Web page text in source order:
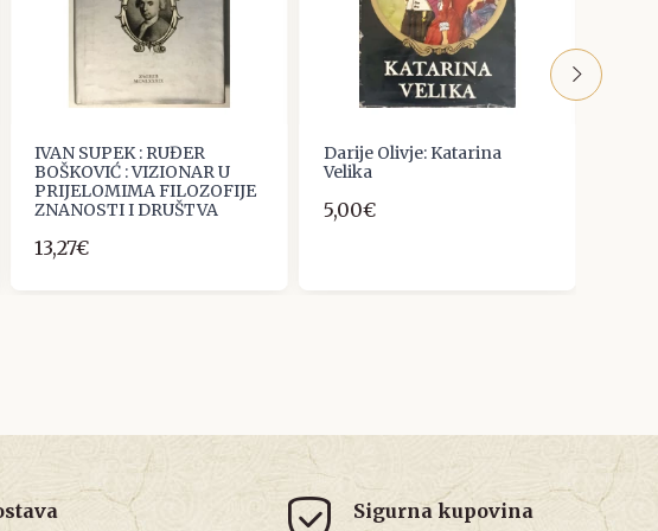
IVAN SUPEK : RUĐER
BOŠKOVIĆ : VIZIONAR U
PRIJELOMIMA FILOZOFIJE
ZNANOSTI I DRUŠTVA
13,27€
Darije Olivje: Katarina
Velika
5,00€
Sigurna kupovina